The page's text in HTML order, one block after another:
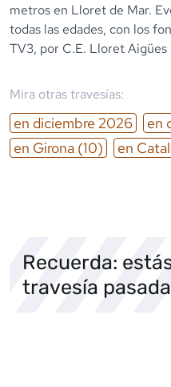
metros en Lloret de Mar.
todas las edades, con los
TV3, por C.E. Lloret
Mira otras travesías:
en diciembre 2026 en
en Girona (10) en
Recuerda:
travesía pasada